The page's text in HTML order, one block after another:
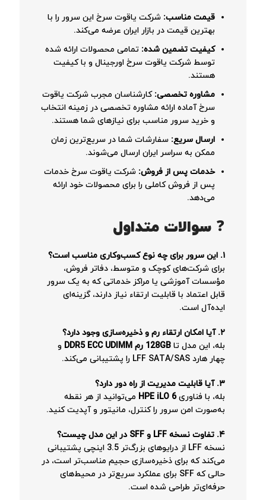
قیمت مناسب: شرکت یاقوت سرخ این سرور را با
بهترین قیمت در بازار ایران عرضه می‌کند.
کیفیت تضمین شده: تمامی محصولات ارائه شده
توسط شرکت یاقوت سرخ اورجینال و با کیفیت
هستند.
مشاوره تخصصی: کارشناسان مجرب شرکت یاقوت
سرخ آماده ارائه مشاوره تخصصی در زمینه انتخاب
و خرید سرور مناسب برای نیازهای شما هستند.
ارسال سریع: سفارشات شما در سریع‌ترین زمان
ممکن به سراسر ایران ارسال می‌شوند.
خدمات پس از فروش: شرکت یاقوت سرخ خدمات
پس از فروش کاملی را برای محصولات خود ارائه
می‌دهد.
❓ سوالات متداول
۱. این سرور برای چه نوع کسب‌وکاری مناسب است؟
برای شرکت‌های کوچک و متوسط، دفاتر فروش،
مؤسسات آموزشی یا مراکز خدماتی که به یک سرور
قابل اعتماد با قابلیت ارتقاء نیاز دارند، گزینه‌ای
ایده‌آل است.
۲. آیا امکان ارتقاء رم و ذخیره‌سازی وجود دارد؟
بله، این مدل تا 128GB رم DDR5 ECC UDIMM
و
چهار هارد LFF SATA/SAS را پشتیبانی می‌کند.
۳. آیا قابلیت مدیریت از راه دور دارد؟
بله، با فناوریHPE iLO 6 می‌توانید از هر نقطه
به‌صورت امن سرور را کنترل، مانیتور و آپدیت کنید.
۴. تفاوت نسخه LFF و SFF در این مدل چیست؟
نسخه LFF از درایوهای بزرگ‌تر 3.5 اینچی پشتیبانی
می‌کند که برای ذخیره‌سازی حجیم مناسب‌تر است، در
حالی که SFF برای عملکرد سریع‌تر در محیط‌های
حرفه‌ای‌تر طراحی شده است.